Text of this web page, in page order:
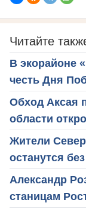
Читайте
В экорайоне
честь Дня
Обход Аксая
области
Жители
останутся
Александр
станицам